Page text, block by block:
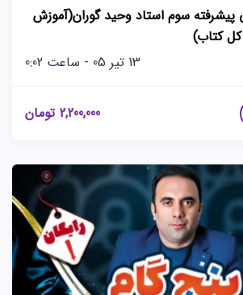
پیشرفته سوم استاد وحید گوران(آموزش
کتاب)
13 تیر 05 - ساعت 0:02
2,200,000 تومان